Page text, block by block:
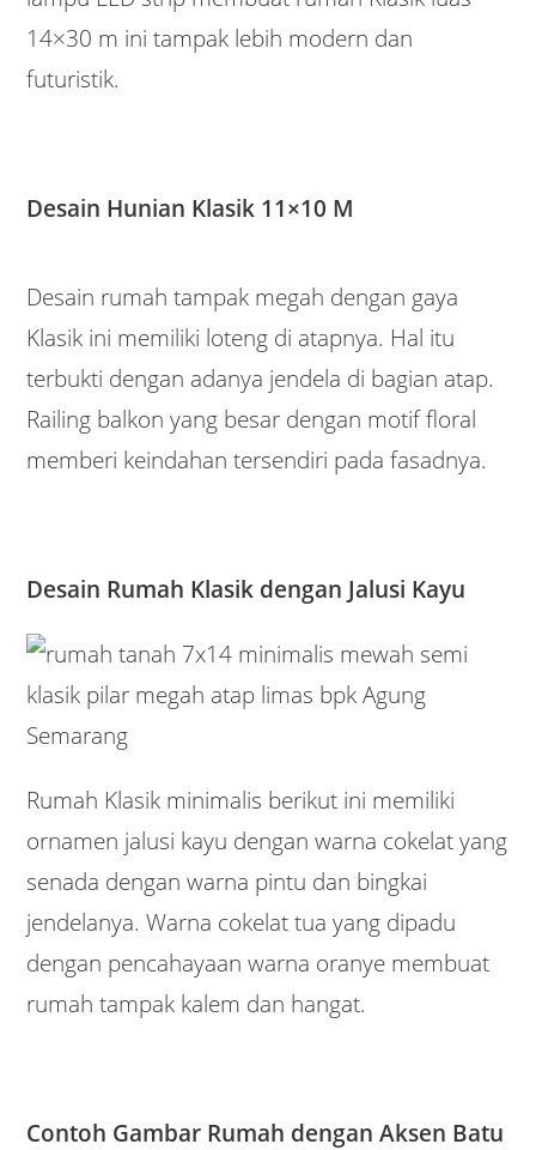
14×30 m ini tampak lebih modern dan
futuristik.
Desain Hunian Klasik 11×10 M
Desain rumah tampak megah dengan gaya
Klasik ini memiliki loteng di atapnya. Hal itu
terbukti dengan adanya jendela di bagian atap.
Railing balkon yang besar dengan motif floral
memberi keindahan tersendiri pada fasadnya.
Desain Rumah Klasik dengan Jalusi Kayu
Rumah Klasik minimalis berikut ini memiliki
ornamen jalusi kayu dengan warna cokelat yang
senada dengan warna pintu dan bingkai
jendelanya. Warna cokelat tua yang dipadu
dengan pencahayaan warna oranye membuat
rumah tampak kalem dan hangat.
Contoh Gambar Rumah dengan Aksen Batu